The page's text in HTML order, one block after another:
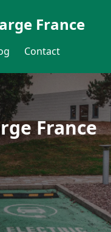
France
Contact
France